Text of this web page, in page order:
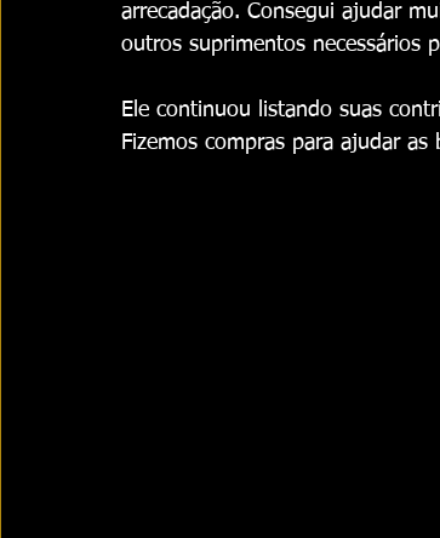
arrecadação. Consegui ajudar
outros suprimentos necessários
Ele continuou listando suas
Fizemos compras para ajudar